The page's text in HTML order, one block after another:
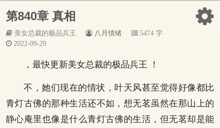
第840章 真相
美女总裁的极品兵王 八月情绪
5474 字
2022-09-29
，最快更新美女总裁的极品兵王 ！
不，她们现在的情状，叶天风甚至觉得好像都比
青灯古佛的那种生活还不如，想无茗虽然在那山上的
静心庵里也像是什么青灯古佛的生活，但无茗却是能